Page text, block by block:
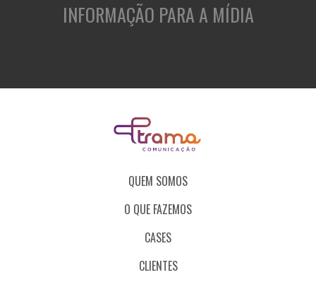
INFORMAÇÃO PARA A MÍDIA
QUEM SOMOS
O QUE FAZEMOS
CASES
CLIENTES